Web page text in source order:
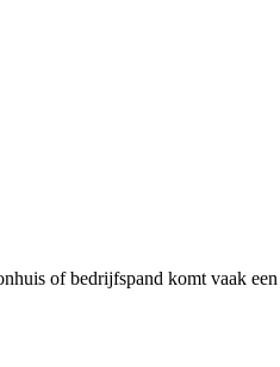
of bedrijfspand komt vaak